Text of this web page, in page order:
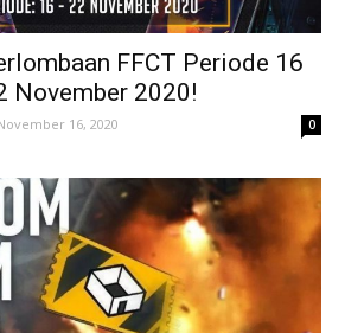
FFCT Periode 16
November 2020!
16, 2020 0